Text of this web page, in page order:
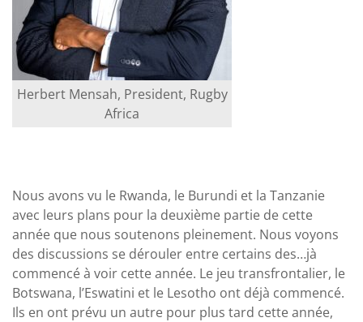
Herbert Mensah, President, Rugby
Africa
Nous avons vu le Rwanda, le Burundi et la Tanzanie
avec leurs plans pour la deuxième partie de cette
année que nous soutenons pleinement. Nous voyons
des discussions se dérouler entre certains des…jà
commencé à voir cette année. Le jeu transfrontalier, le
Botswana, l’Eswatini et le Lesotho ont déjà commencé.
Ils en ont prévu un autre pour plus tard cette année,